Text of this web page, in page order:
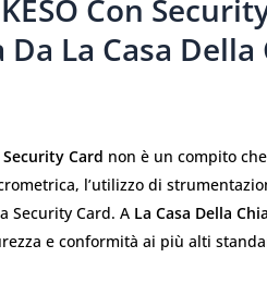
Con
La Casa Della
Card non è un compito
l’utilizzo di
Security Card. A La Casa Della
e conformità ai più alti